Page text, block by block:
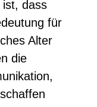
dass
für
Alter
die